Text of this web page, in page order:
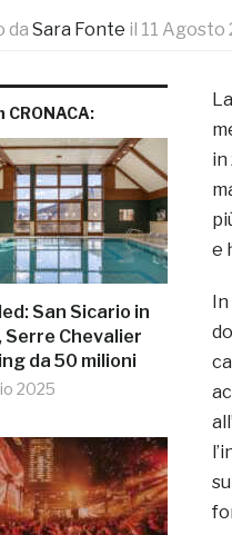
da Sara Fonte il 11 Agosto
CRONACA:
San Sicario in
Serre Chevalier
da 50 milioni
2025
La
in
e
In